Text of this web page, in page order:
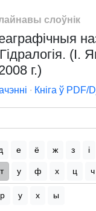
слоўнік
(І.
г.)
∙ Кніга ў PDF/
е ё ж з і
т у ф х ц ч
р у х ы